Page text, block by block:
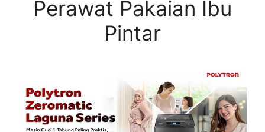
Perawat Pakaian Ibu
Pintar